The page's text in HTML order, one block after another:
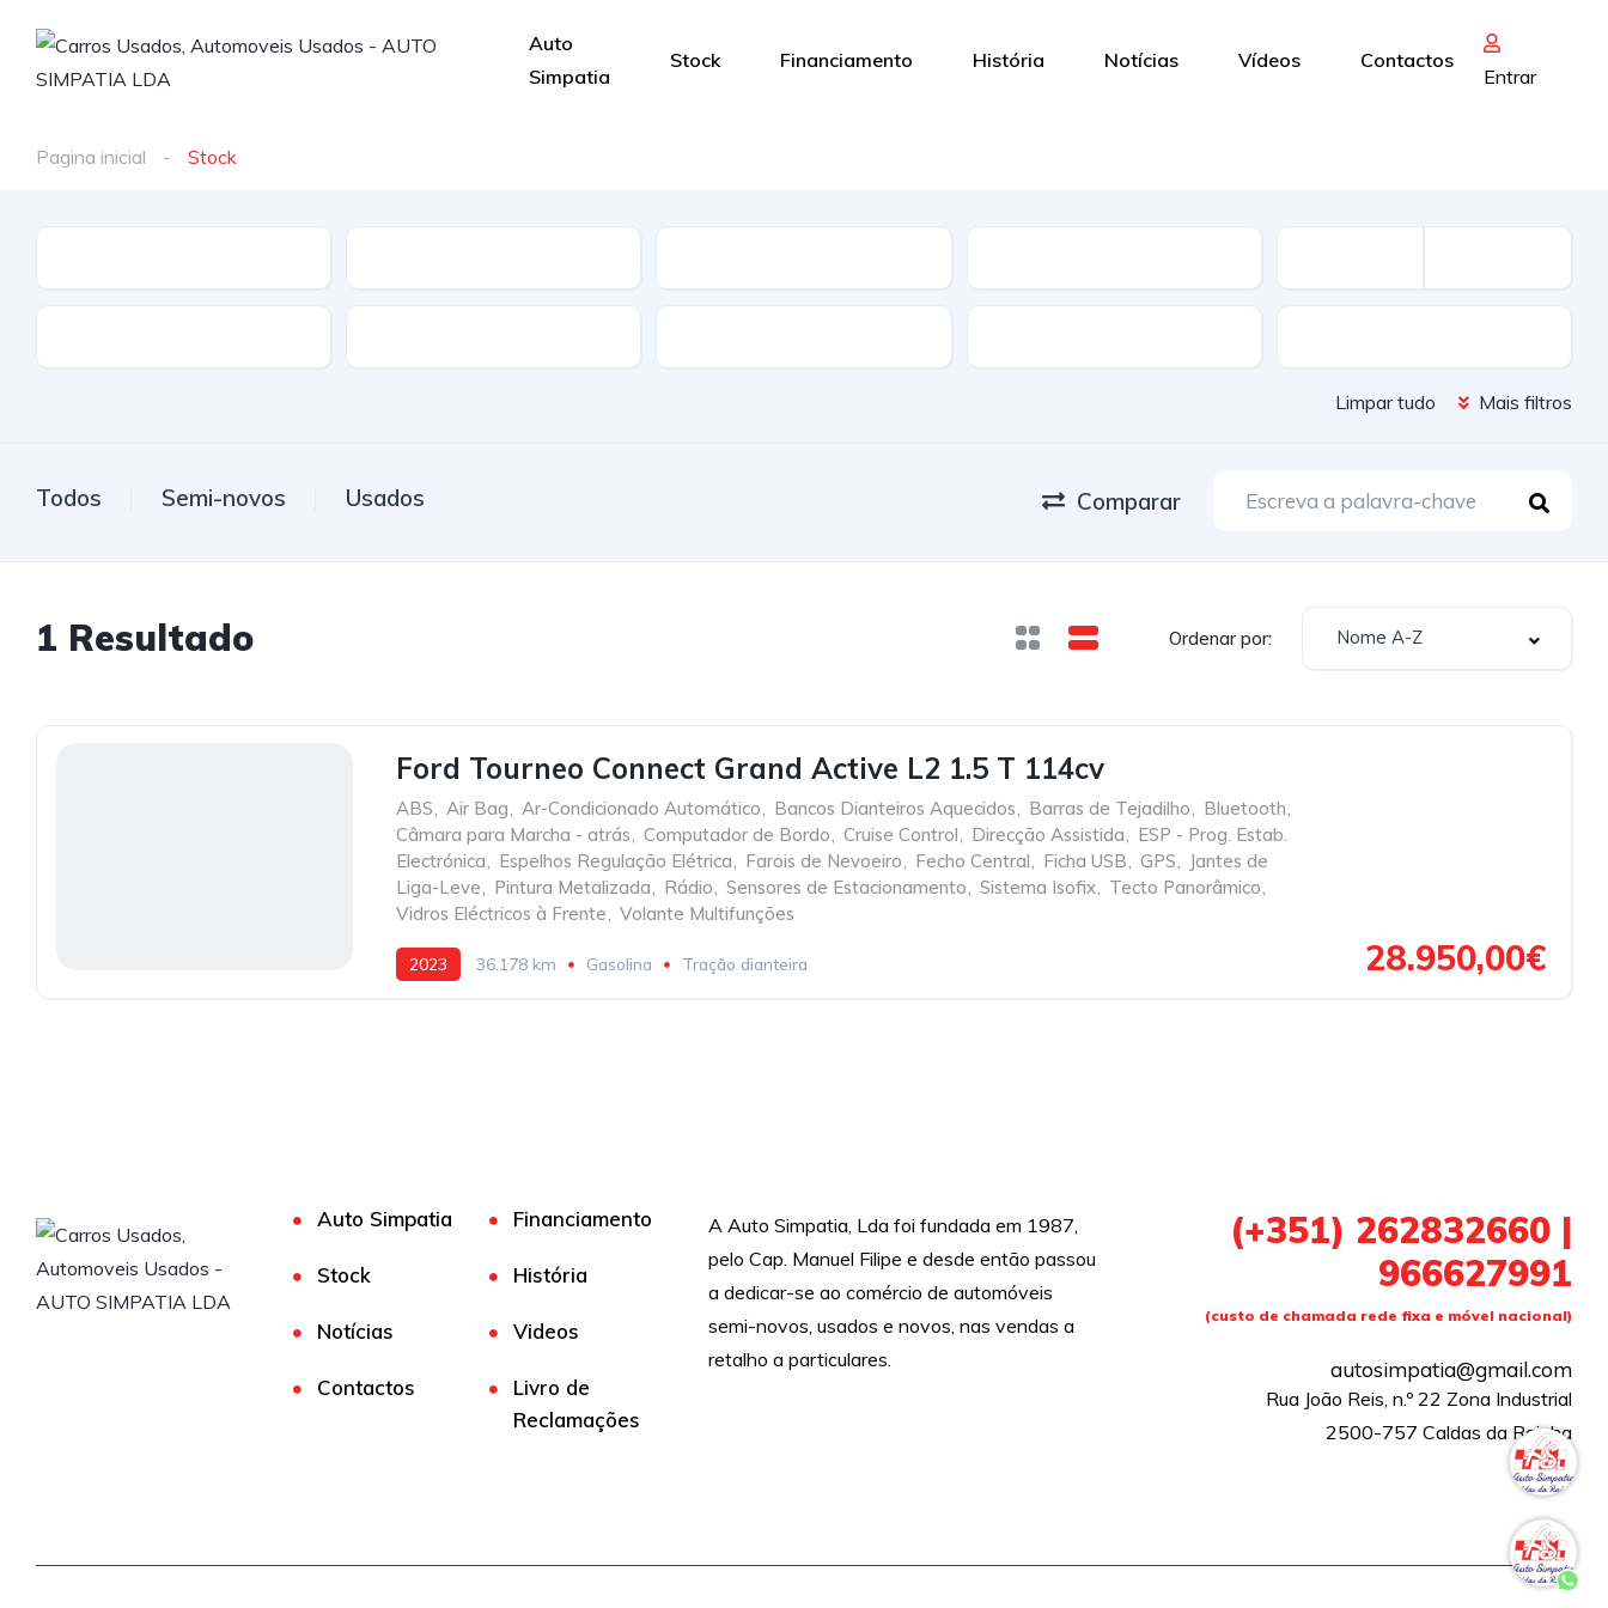
Auto
Simpatia
Stock Financiamento História Notícias Vídeos Contactos
Entrar
Pagina inicial Stock
Limpar tudo Mais filtros
Todos Semi-novos Usados Comparar
1 Resultado Ordenar por: Nome A-Z
Ford Tourneo Connect Grand Active L2 1.5 T 114cv
ABS, Air Bag, Ar-Condicionado Automático, Bancos Dianteiros Aquecidos, Barras de Tejadilho, Bluetooth,
Câmara para Marcha - atrás, Computador de Bordo, Cruise Control, Direcção Assistida, ESP - Prog. Estab.
Electrónica, Espelhos Regulação Elétrica, Farois de Nevoeiro, Fecho Central, Ficha USB, GPS, Jantes de
Liga-Leve, Pintura Metalizada, Rádio, Sensores de Estacionamento, Sistema Isofix, Tecto Panorâmico,
Vidros Eléctricos à Frente, Volante Multifunções
2023 36.178 km Gasolina Tração dianteira 28.950,00€
Auto Simpatia Financiamento
Stock História
Notícias Videos
Contactos
Livro de
Reclamações
A Auto Simpatia, Lda foi fundada em 1987,
pelo Cap. Manuel Filipe e desde então passou
a dedicar-se ao comércio de automóveis
semi-novos, usados e novos, nas vendas a
retalho a particulares.
(+351) 262832660 |
966627991
(custo de chamada rede fixa e móvel nacional)
autosimpatia@gmail.com
Rua João Reis, n.º 22 Zona Industrial
2500-757 Caldas da Rainha